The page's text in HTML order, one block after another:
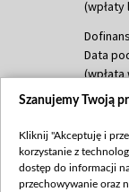
(wpłaty
Data
mln,
Szanujemy Twoją
Kliknij "Akceptuję i
korzystanie z
dostęp do informacji
przechowywanie oraz